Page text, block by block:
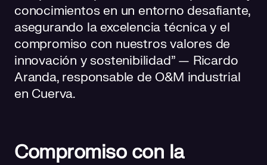
conocimientos en un entorno desafiante,
asegurando la excelencia técnica y el
compromiso con nuestros valores de
innovación y sostenibilidad” — Ricardo
Aranda, responsable de O&M industrial
en Cuerva.
Compromiso con la